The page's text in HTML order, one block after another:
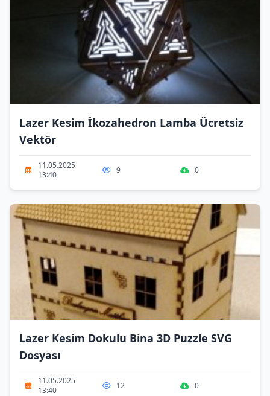
Lazer Kesim İkozahedron Lamba Ücretsiz
Vektör
11.05.2025
13:40
9 0
Lazer Kesim Dokulu Bina 3D Puzzle SVG
Dosyası
11.05.2025
13:40
12 0